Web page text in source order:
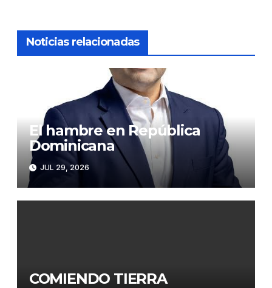
Noticias relacionadas
El hambre en República
Dominicana
JUL 29, 2026
COMIENDO TIERRA